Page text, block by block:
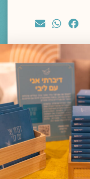
מדיה
מסע